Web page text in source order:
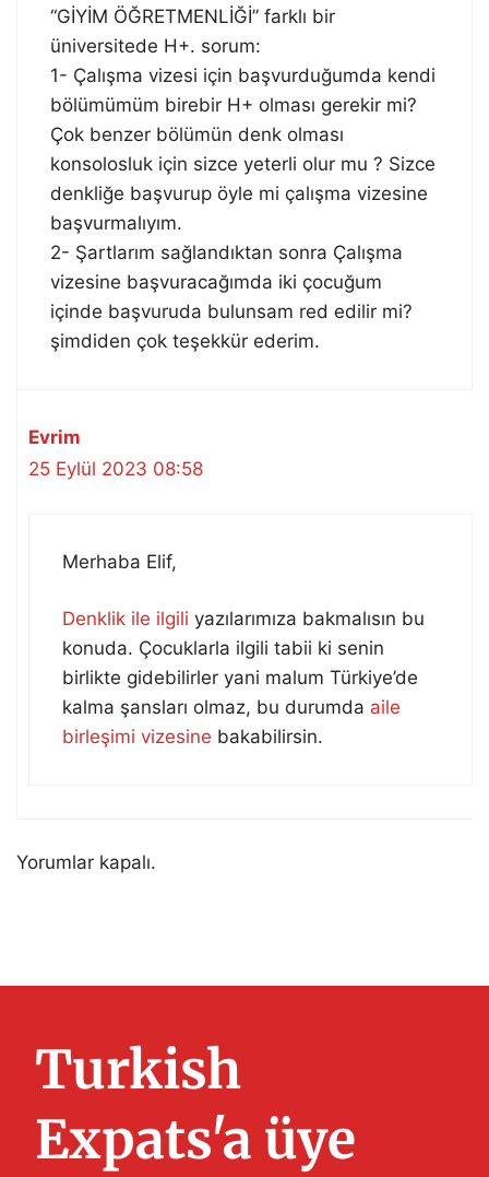
“GİYİM ÖĞRETMENLİĞİ” farklı bir
üniversitede H+. sorum:
1- Çalışma vizesi için başvurduğumda kendi
bölümümüm birebir H+ olması gerekir mi?
Çok benzer bölümün denk olması
konsolosluk için sizce yeterli olur mu ? Sizce
denkliğe başvurup öyle mi çalışma vizesine
başvurmalıyım.
2- Şartlarım sağlandıktan sonra Çalışma
vizesine başvuracağımda iki çocuğum
içinde başvuruda bulunsam red edilir mi?
şimdiden çok teşekkür ederim.
Evrim
25 Eylül 2023 08:58
Merhaba Elif,
Denklik ile ilgili yazılarımıza bakmalısın bu
konuda. Çocuklarla ilgili tabii ki senin
birlikte gidebilirler yani malum Türkiye’de
kalma şansları olmaz, bu durumda aile
birleşimi vizesine bakabilirsin.
Yorumlar kapalı.
Turkish
Expats'a üye